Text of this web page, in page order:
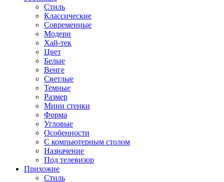
Стиль
Классические
Современные
Модерн
Хай-тек
Цвет
Белые
Венге
Светлые
Темные
Размер
Мини стенки
Форма
Угловые
Особенности
С компьютерным столом
Назначение
Под телевизор
Прихожие
Стиль